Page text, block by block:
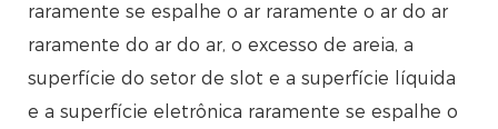
raramente se espalhe o ar raramente o ar do ar
raramente do ar do ar, o excesso de areia, a
superfície do setor de slot e a superfície líquida
e a superfície eletrônica raramente se espalhe o